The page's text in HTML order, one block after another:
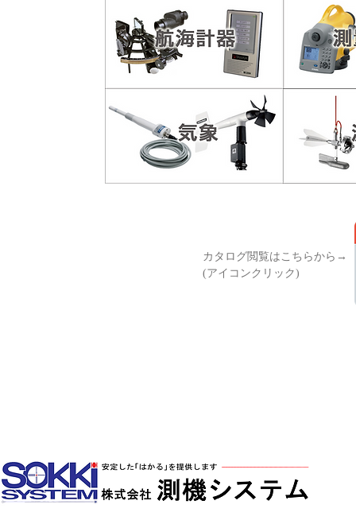
カタログ閲覧はこちらから→
(アイコンクリック)